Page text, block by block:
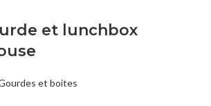
et lunchbox
et boites